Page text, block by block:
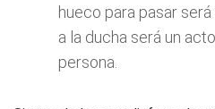
hueco para pasar
a la ducha será un
persona.